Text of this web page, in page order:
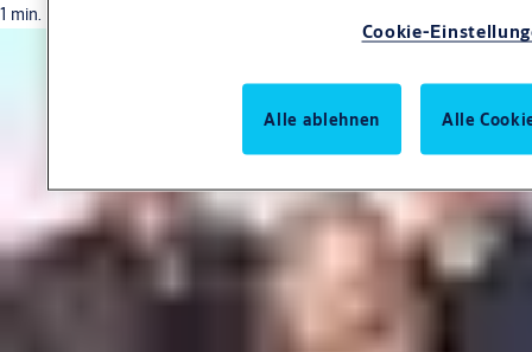
1 min. Lesedauer
Cookie-
Alle ablehnen Alle